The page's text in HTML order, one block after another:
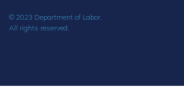
© 2023 Department of Labor.
All rights reserved.